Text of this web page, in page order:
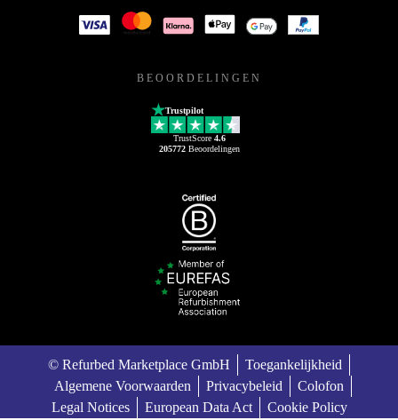
BEOORDELINGEN
Trustpilot
TrustScore 4.6
205772Beoordelingen
© Refurbed Marketplace GmbH
Toegankelijkheid
Algemene Voorwaarden
Privacybeleid
Colofon
Legal Notices
European Data Act Cookie Policy